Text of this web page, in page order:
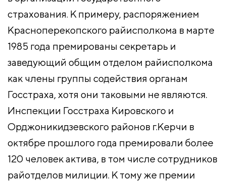
страхования. К примеру, распоряжением
Красноперекопского райисполкома в марте
1985 года премированы секретарь и
заведующий общим отделом райисполкома
как члены группы содействия органам
Госстраха, хотя они таковыми не являются.
Инспекции Госстраха Кировского и
Орджоникидзевского районов г.Керчи в
октябре прошлого года премировали более
120 человек актива, в том числе сотрудников
райотделов милиции. К тому же премии